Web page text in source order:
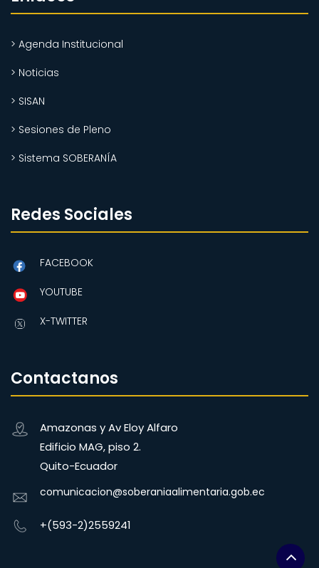
> Agenda Institucional
> Noticias
> SISAN
> Sesiones de Pleno
> Sistema SOBERANÍA
Redes Sociales
FACEBOOK
YOUTUBE
X-TWITTER
Contactanos
Amazonas y Av Eloy Alfaro
Edificio MAG, piso 2.
Quito-Ecuador
comunicacion@soberaniaalimentaria.gob.ec
+(593-2)2559241